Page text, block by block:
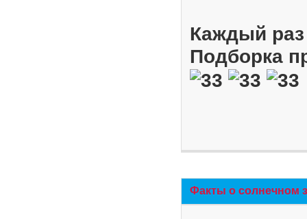
Каждый
Подборка
Факты о солнечном